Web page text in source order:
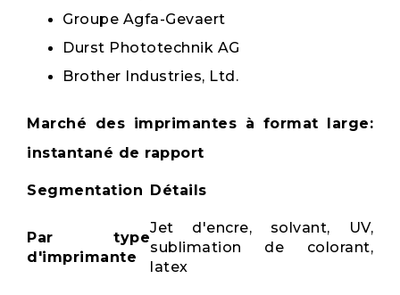
Groupe Agfa-Gevaert
Durst Phototechnik AG
Brother Industries, Ltd.
Marché des imprimantes à format large:
instantané de rapport
Segmentation Détails
Par type
d'imprimante
Jet d'encre, solvant, UV,
sublimation de colorant,
latex